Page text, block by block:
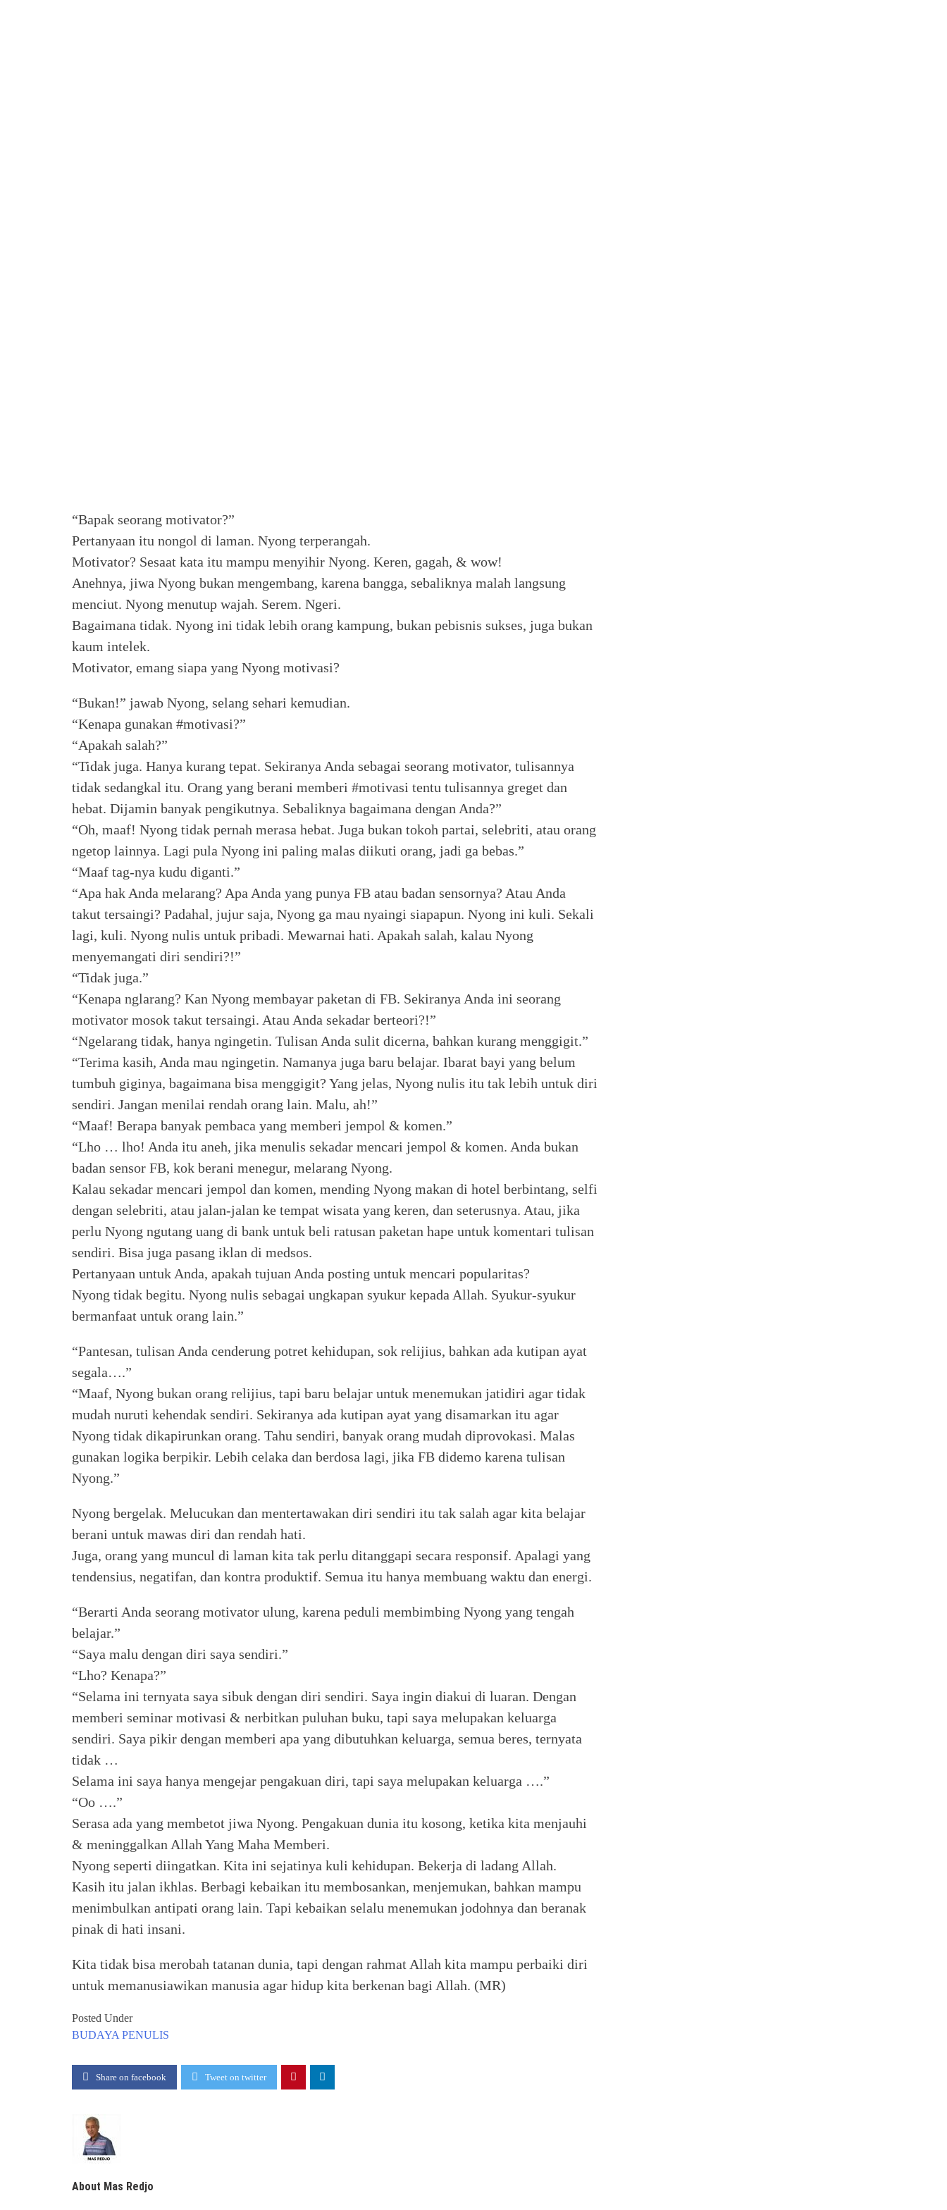
“Bapak seorang motivator?”
Pertanyaan itu nongol di laman. Nyong terperangah.
Motivator? Sesaat kata itu mampu menyihir Nyong. Keren, gagah, & wow!
Anehnya, jiwa Nyong bukan mengembang, karena bangga, sebaliknya malah langsung
menciut. Nyong menutup wajah. Serem. Ngeri.
Bagaimana tidak. Nyong ini tidak lebih orang kampung, bukan pebisnis sukses, juga bukan
kaum intelek.
Motivator, emang siapa yang Nyong motivasi?
“Bukan!” jawab Nyong, selang sehari kemudian.
“Kenapa gunakan #motivasi?”
“Apakah salah?”
“Tidak juga. Hanya kurang tepat. Sekiranya Anda sebagai seorang motivator, tulisannya
tidak sedangkal itu. Orang yang berani memberi #motivasi tentu tulisannya greget dan
hebat. Dijamin banyak pengikutnya. Sebaliknya bagaimana dengan Anda?”
“Oh, maaf! Nyong tidak pernah merasa hebat. Juga bukan tokoh partai, selebriti, atau orang
ngetop lainnya. Lagi pula Nyong ini paling malas diikuti orang, jadi ga bebas.”
“Maaf tag-nya kudu diganti.”
“Apa hak Anda melarang? Apa Anda yang punya FB atau badan sensornya? Atau Anda
takut tersaingi? Padahal, jujur saja, Nyong ga mau nyaingi siapapun. Nyong ini kuli. Sekali
lagi, kuli. Nyong nulis untuk pribadi. Mewarnai hati. Apakah salah, kalau Nyong
menyemangati diri sendiri?!”
“Tidak juga.”
“Kenapa nglarang? Kan Nyong membayar paketan di FB. Sekiranya Anda ini seorang
motivator mosok takut tersaingi. Atau Anda sekadar berteori?!”
“Ngelarang tidak, hanya ngingetin. Tulisan Anda sulit dicerna, bahkan kurang menggigit.”
“Terima kasih, Anda mau ngingetin. Namanya juga baru belajar. Ibarat bayi yang belum
tumbuh giginya, bagaimana bisa menggigit? Yang jelas, Nyong nulis itu tak lebih untuk diri
sendiri. Jangan menilai rendah orang lain. Malu, ah!”
“Maaf! Berapa banyak pembaca yang memberi jempol & komen.”
“Lho … lho! Anda itu aneh, jika menulis sekadar mencari jempol & komen. Anda bukan
badan sensor FB, kok berani menegur, melarang Nyong.
Kalau sekadar mencari jempol dan komen, mending Nyong makan di hotel berbintang, selfi
dengan selebriti, atau jalan-jalan ke tempat wisata yang keren, dan seterusnya. Atau, jika
perlu Nyong ngutang uang di bank untuk beli ratusan paketan hape untuk komentari tulisan
sendiri. Bisa juga pasang iklan di medsos.
Pertanyaan untuk Anda, apakah tujuan Anda posting untuk mencari popularitas?
Nyong tidak begitu. Nyong nulis sebagai ungkapan syukur kepada Allah. Syukur-syukur
bermanfaat untuk orang lain.”
“Pantesan, tulisan Anda cenderung potret kehidupan, sok relijius, bahkan ada kutipan ayat
segala….”
“Maaf, Nyong bukan orang relijius, tapi baru belajar untuk menemukan jatidiri agar tidak
mudah nuruti kehendak sendiri. Sekiranya ada kutipan ayat yang disamarkan itu agar
Nyong tidak dikapirunkan orang. Tahu sendiri, banyak orang mudah diprovokasi. Malas
gunakan logika berpikir. Lebih celaka dan berdosa lagi, jika FB didemo karena tulisan
Nyong.”
Nyong bergelak. Melucukan dan mentertawakan diri sendiri itu tak salah agar kita belajar
berani untuk mawas diri dan rendah hati.
Juga, orang yang muncul di laman kita tak perlu ditanggapi secara responsif. Apalagi yang
tendensius, negatifan, dan kontra produktif. Semua itu hanya membuang waktu dan energi.
“Berarti Anda seorang motivator ulung, karena peduli membimbing Nyong yang tengah
belajar.”
“Saya malu dengan diri saya sendiri.”
“Lho? Kenapa?”
“Selama ini ternyata saya sibuk dengan diri sendiri. Saya ingin diakui di luaran. Dengan
memberi seminar motivasi & nerbitkan puluhan buku, tapi saya melupakan keluarga
sendiri. Saya pikir dengan memberi apa yang dibutuhkan keluarga, semua beres, ternyata
tidak …
Selama ini saya hanya mengejar pengakuan diri, tapi saya melupakan keluarga ….”
“Oo ….”
Serasa ada yang membetot jiwa Nyong. Pengakuan dunia itu kosong, ketika kita menjauhi
& meninggalkan Allah Yang Maha Memberi.
Nyong seperti diingatkan. Kita ini sejatinya kuli kehidupan. Bekerja di ladang Allah.
Kasih itu jalan ikhlas. Berbagi kebaikan itu membosankan, menjemukan, bahkan mampu
menimbulkan antipati orang lain. Tapi kebaikan selalu menemukan jodohnya dan beranak
pinak di hati insani.
Kita tidak bisa merobah tatanan dunia, tapi dengan rahmat Allah kita mampu perbaiki diri
untuk memanusiawikan manusia agar hidup kita berkenan bagi Allah. (MR)
Posted Under
BUDAYA PENULIS
Share on facebook Tweet on twitter
About Mas Redjo